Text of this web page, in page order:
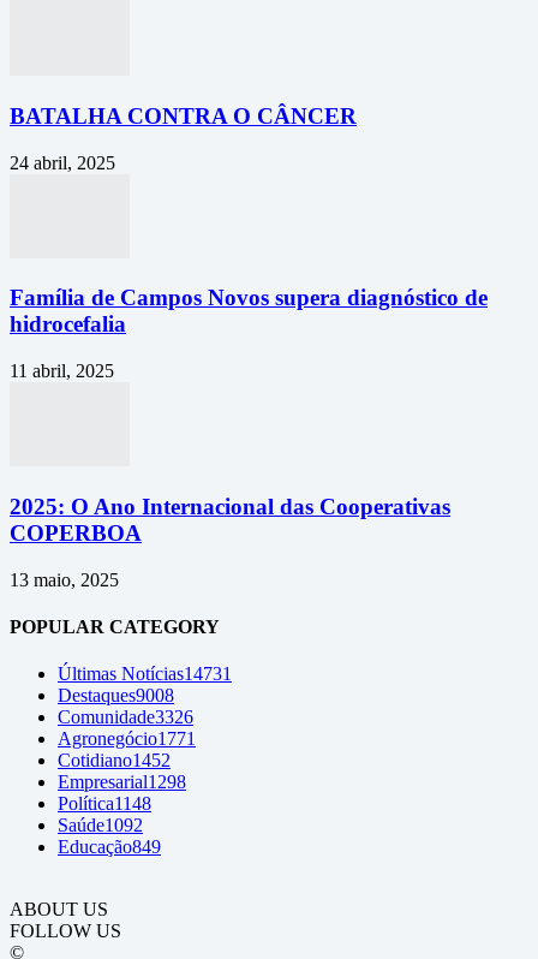
BATALHA CONTRA O CÂNCER
24 abril, 2025
Família de Campos Novos supera diagnóstico de
hidrocefalia
11 abril, 2025
2025: O Ano Internacional das Cooperativas
COPERBOA
13 maio, 2025
POPULAR CATEGORY
Últimas Notícias14731
Destaques9008
Comunidade3326
Agronegócio1771
Cotidiano1452
Empresarial1298
Política1148
Saúde1092
Educação849
ABOUT US
FOLLOW US
©